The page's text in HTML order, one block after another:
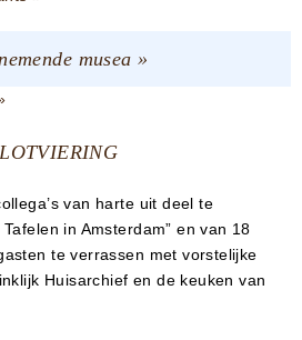
musea »
van harte uit deel te
in Amsterdam” en van 18
te verrassen met vorstelijke
Huisarchief en de keuken van